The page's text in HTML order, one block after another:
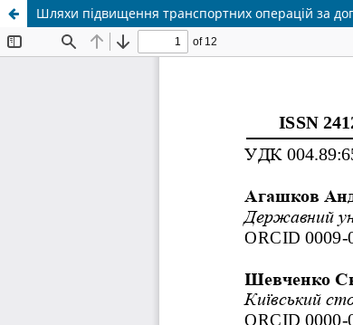
Шляхи підвищення транспортних операцій за